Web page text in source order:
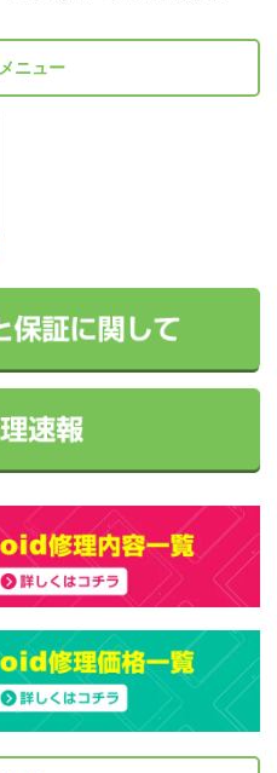
ニュー